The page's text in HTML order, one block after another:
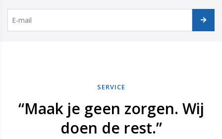
SERVICE
“Maak je geen zorgen. Wij
doen de rest.”